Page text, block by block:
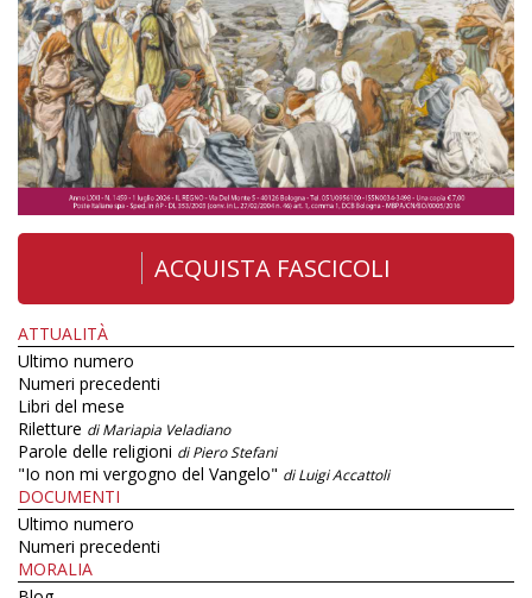
ACQUISTA FASCICOLI
ATTUALITÀ
Ultimo numero
Numeri precedenti
Libri del mese
Riletture di Mariapia Veladiano
Parole delle religioni di Piero Stefani
"Io non mi vergogno del Vangelo" di Luigi Accattoli
DOCUMENTI
Ultimo numero
Numeri precedenti
MORALIA